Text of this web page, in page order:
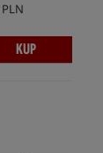
PLN
KUP